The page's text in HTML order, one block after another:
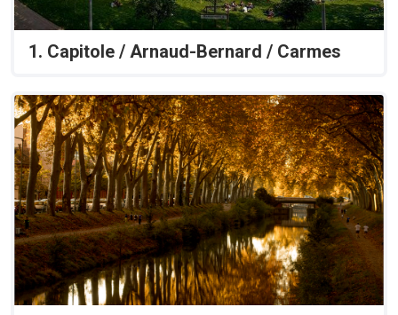
Étudiante par téléphone au 05 36 25 28 53 ou par
mail à l’adresse service.jeunesses@mairie-
toulouse.fr
1. Capitole / Arnaud-Bernard / Carmes